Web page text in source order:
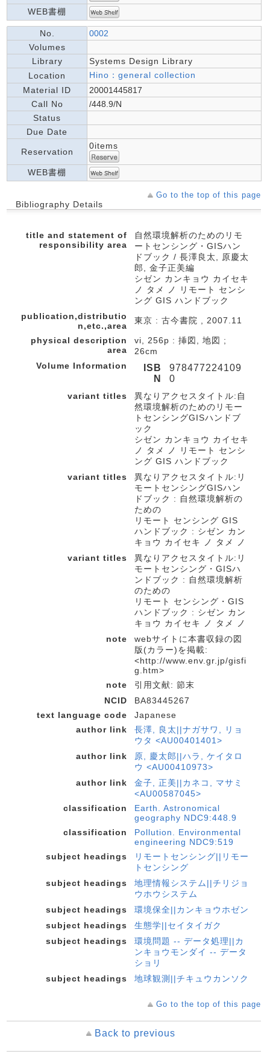
WEB書棚
No.
0002
Volumes
Library
Systems Design Library
Location
Hino：general collection
Material ID
20001445817
Call No
/448.9/N
Status
Due Date
Reservation
0items
WEB書棚
Go to the top of this page
Bibliography Details
title and statement of
responsibility area
自然環境解析のためのリモ
ートセンシング・GISハン
ドブック / 長澤良太, 原慶太
郎, 金子正美編
シゼン カンキョウ カイセキ
ノ タメ ノ リモート センシ
ング GIS ハンドブック
publication,distributio
n,etc.,area
東京 : 古今書院 , 2007.11
physical description
area
vi, 256p : 挿図, 地図 ;
26cm
Volume Information
ISB
N
978477224109
0
variant titles
異なりアクセスタイトル:自
然環境解析のためのリモー
トセンシングGISハンドブ
ック
シゼン カンキョウ カイセキ
ノ タメ ノ リモート センシ
ング GIS ハンドブック
variant titles
異なりアクセスタイトル:リ
モートセンシングGISハン
ドブック : 自然環境解析の
ための
リモート センシング GIS
ハンドブック : シゼン カン
キョウ カイセキ ノ タメ ノ
variant titles
異なりアクセスタイトル:リ
モートセンシング・GISハ
ンドブック : 自然環境解析
のための
リモート センシング・GIS
ハンドブック : シゼン カン
キョウ カイセキ ノ タメ ノ
note
webサイトに本書収録の図
版(カラー)を掲載:
<http://www.env.gr.jp/gisfi
g.htm>
note
引用文献: 節末
NCID
BA83445267
text language code
Japanese
author link
長澤, 良太||ナガサワ, リョ
ウタ <AU00401401>
author link
原, 慶太郎||ハラ, ケイタロ
ウ <AU00410973>
author link
金子, 正美||カネコ, マサミ
<AU00587045>
classification
Earth. Astronomical
geography NDC9:448.9
classification
Pollution. Environmental
engineering NDC9:519
subject headings
リモートセンシング||リモー
トセンシング
subject headings
地理情報システム||チリジョ
ウホウシステム
subject headings
環境保全||カンキョウホゼン
subject headings
生態学||セイタイガク
subject headings
環境問題 -- データ処理||カ
ンキョウモンダイ -- データ
ショリ
subject headings
地球観測||チキュウカンソク
Go to the top of this page
Back to previous